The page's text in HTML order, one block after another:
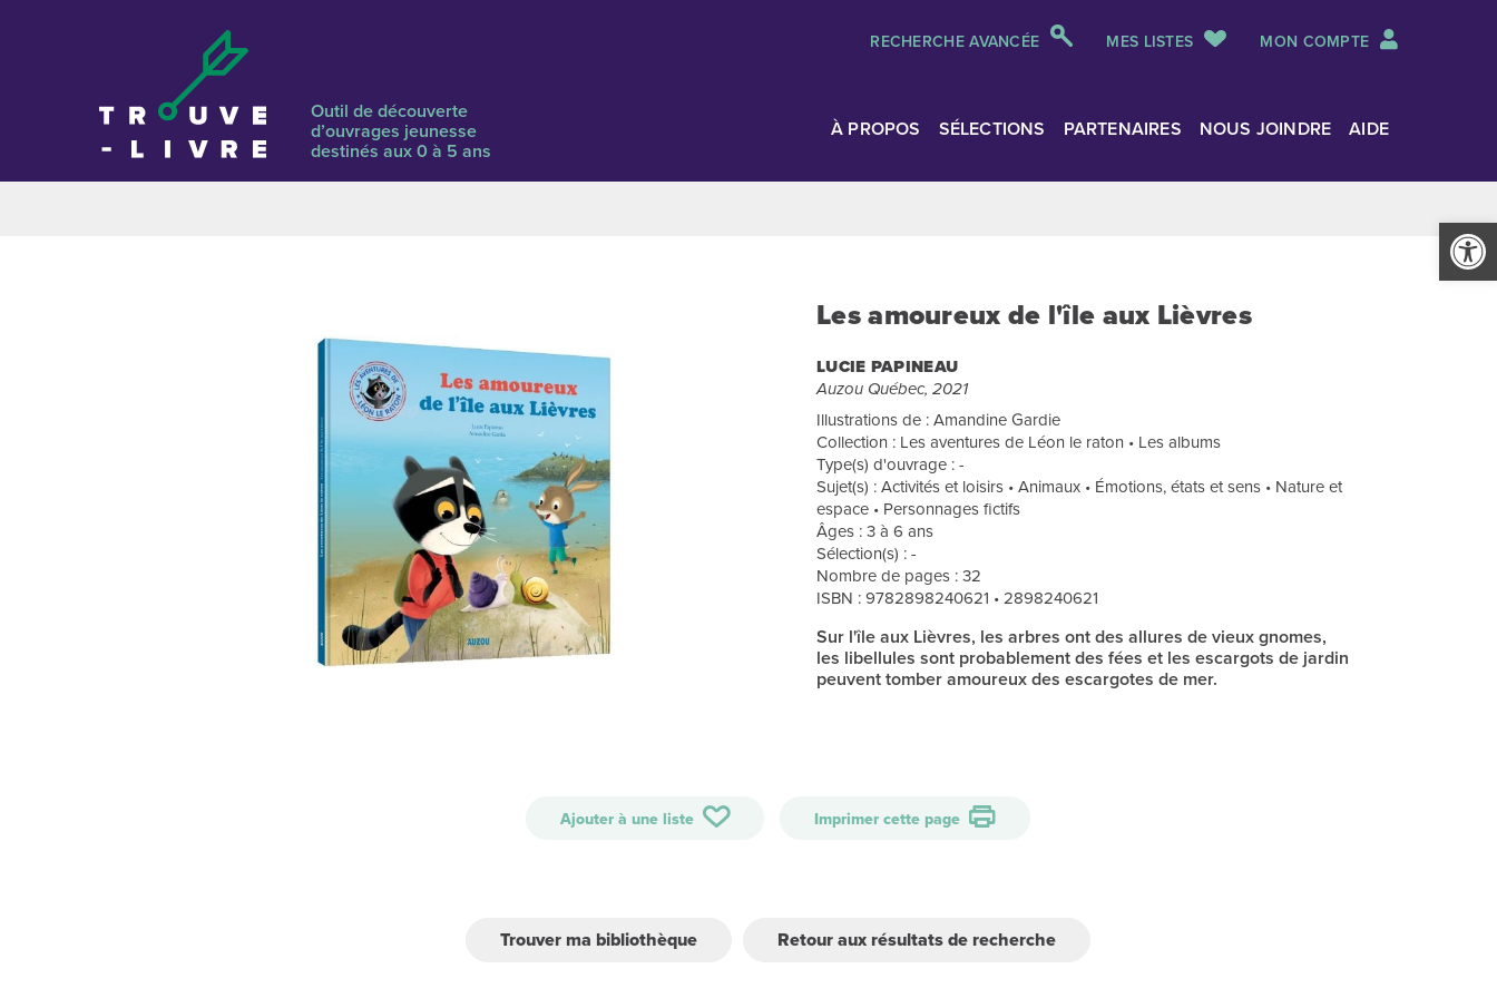
Ouvrir
RECHERCHE AVANCÉE MES LISTES MON COMPTE
Outil de découverte
d’ouvrages jeunesse
destinés aux 0 à 5 ans
À PROPOS SÉLECTIONS PARTENAIRES NOUS JOINDRE AIDE
Les amoureux de l'île aux Lièvres
LUCIE PAPINEAU
Auzou Québec, 2021
Illustrations de : Amandine Gardie
Collection : Les aventures de Léon le raton • Les albums
Type(s) d'ouvrage : -
Sujet(s) : Activités et loisirs • Animaux • Émotions, états et sens • Nature et
espace • Personnages fictifs
Âges : 3 à 6 ans
Sélection(s) : -
Nombre de pages : 32
ISBN : 9782898240621 • 2898240621
Sur l'île aux Lièvres, les arbres ont des allures de vieux gnomes,
les libellules sont probablement des fées et les escargots de jardin
peuvent tomber amoureux des escargotes de mer.
Ajouter à une liste Imprimer cette page
Trouver ma bibliothèque Retour aux résultats de recherche